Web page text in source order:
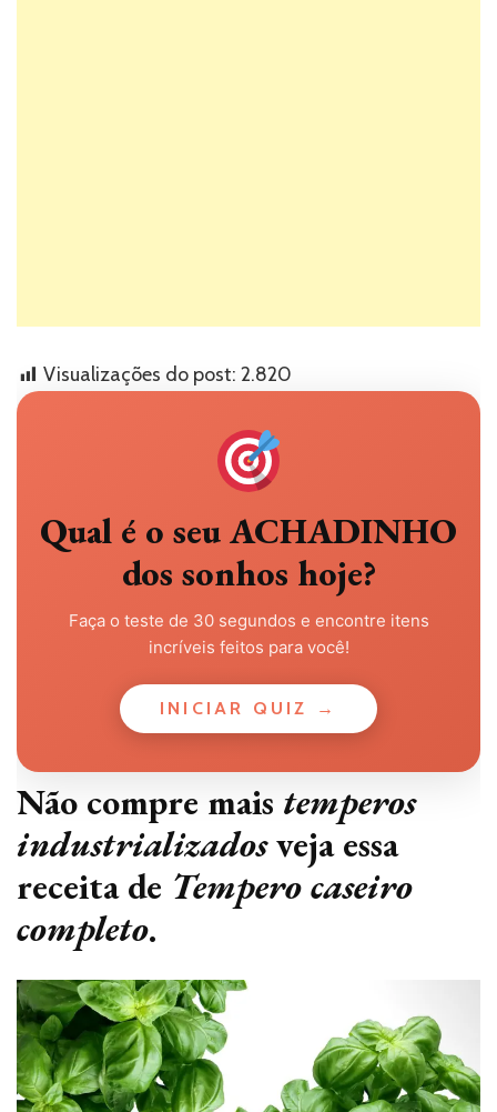
Visualizações do post: 2.820
Qual é o seu ACHADINHO
dos sonhos hoje?
Faça o teste de 30 segundos e encontre itens
incríveis feitos para você!
INICIAR QUIZ →
Não compre mais temperos
industrializadosveja essa
receita de Tempero caseiro
completo.